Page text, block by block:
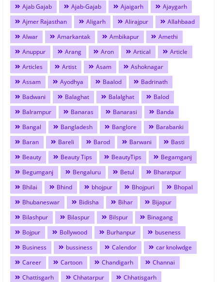
Ajab Gajab
Ajab-Gajab Ajaigarh
Ajaygarh
Ajmer Rajasthan
Aligarh Alirajpur
Allahbaad
Alwar
Amarkantak Ambikapur
Amethi
Anuppur
Arang Aron Artical
Article
Articles
Artist Asam
Ashoknagar
Assam
Ayodhya Baalod
Badrinath
Badwani
Balaghat Balalghat
Balod
Balrampur
Banaras Banarasi
Banda
Bangal
Bangladesh Banglore
Barabanki
Baran
Bareli Barod Barwani
Basti
Beauty
Beauty Tips BeautyTips
Begamganj
Begumganj
Bengaluru Betul
Bharatpur
Bhilai
Bhind bhojpur Bhojpuri
Bhopal
Bhubaneswar
Bidisha Bihar
Bijapur
Bilashpur
Bilaspur Bilspur
Binagang
Bojpur
Bollywood Burhanpur
buseness
Business
bussiness Calendor
car knolwdge
Career
Cartoon Chandigarh
Channai
Chattisgarh
Chhatarpur
Chhatisgarh